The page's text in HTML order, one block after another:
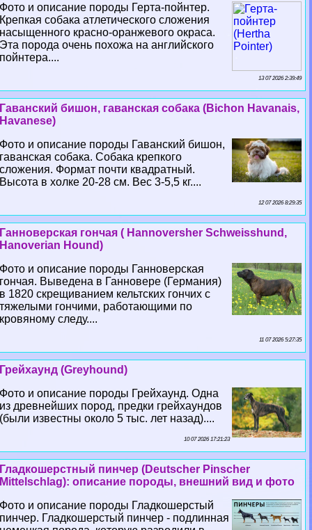
Фото и описание породы Герта-пойнтер.
Крепкая собака атлетического сложения
насыщенного красно-оранжевого окраса.
Эта порода очень похожа на английского
пойнтера....
13 07 2026 2:39:49
Гаванский бишон, гаванская собака (Bichon Havanais,
Havanese)
Фото и описание породы Гаванский бишон,
гаванская собака. Собака крепкого
сложения. Формат почти квадратный.
Высота в холке 20-28 см. Вес 3-5,5 кг....
12 07 2026 8:29:35
Ганноверская гончая ( Hannoversher Schweisshund,
Hanoverian Hound)
Фото и описание породы Ганноверская
гончая. Выведена в Ганновере (Германия)
в 1820 скрещиванием кельтских гончих с
тяжелыми гончими, работающими по
кровяному следу....
11 07 2026 5:27:35
Грейхаунд (Greyhound)
Фото и описание породы Грейхаунд. Одна
из древнейших пород, предки грейхаундов
(были известны около 5 тыс. лет назад)....
10 07 2026 17:21:23
Гладкошерстный пинчер (Deutscher Pinscher
Mittelschlag): описание породы, внешний вид и фото
Фото и описание породы Гладкошерстый
пинчер. Гладкошерстый пинчер - подлинная